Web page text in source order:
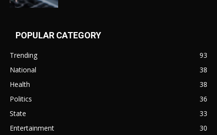
POPULAR CATEGORY
Trending
93
National
38
Health
38
Politics
36
State
33
Entertainment
30